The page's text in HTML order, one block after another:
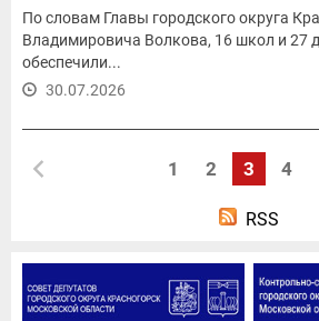
По словам Главы городского округа
Владимировича Волкова, 16 школ и 27
обеспечили...
30.07.2026
1 2 3 4
RSS